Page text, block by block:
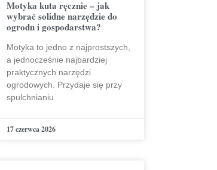
Motyka kuta ręcznie – jak
wybrać solidne narzędzie do
ogrodu i gospodarstwa?
Motyka to jedno z najprostszych,
a jednocześnie najbardziej
praktycznych narzędzi
ogrodowych. Przydaje się przy
spulchnianiu
17 czerwca 2026